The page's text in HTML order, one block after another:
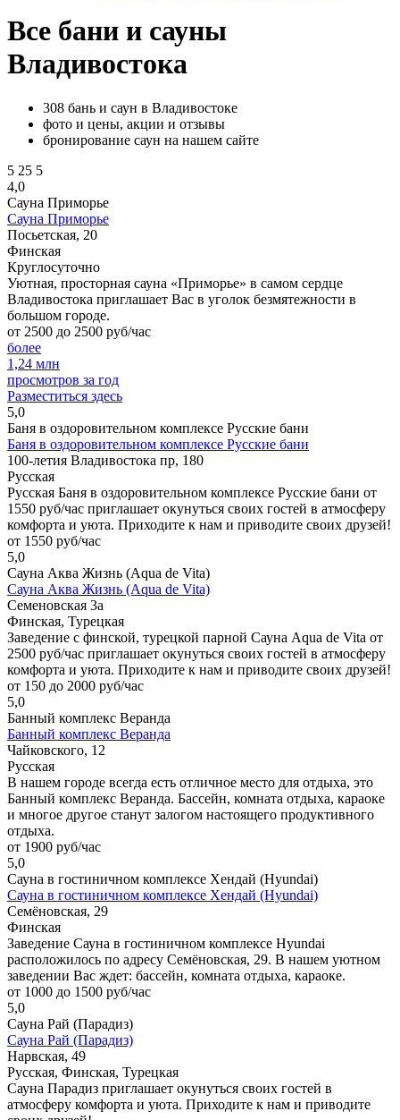
Все бани и сауны
Владивостока
308 бань и саун в Владивостоке
фото и цены, акции и отзывы
бронирование саун на нашем сайте
5 25 5
4,0
Сауна Приморье
Сауна Приморье
Посьетская, 20
Финская
Круглосуточно
Уютная, просторная сауна «Приморье» в самом сердце
Владивостока приглашает Вас в уголок безмятежности в
большом городе.
от 2500 до 2500 руб/час
более
1,24 млн
просмотров за год
Разместиться здесь
5,0
Баня в оздоровительном комплексе Русские бани
Баня в оздоровительном комплексе Русские бани
100-летия Владивостока пр, 180
Русская
Русская Баня в оздоровительном комплексе Русские бани от
1550 руб/час приглашает окунуться своих гостей в атмосферу
комфорта и уюта. Приходите к нам и приводите своих друзей!
от 1550 руб/час
5,0
Сауна Аква Жизнь (Aqua de Vita)
Сауна Аква Жизнь (Aqua de Vita)
Семеновская 3а
Финская, Турецкая
Заведение с финской, турецкой парной Сауна Aqua de Vita от
2500 руб/час приглашает окунуться своих гостей в атмосферу
комфорта и уюта. Приходите к нам и приводите своих друзей!
от 150 до 2000 руб/час
5,0
Банный комплекс Веранда
Банный комплекс Веранда
Чайковского, 12
Русская
В нашем городе всегда есть отличное место для отдыха, это
Банный комплекс Веранда. Бассейн, комната отдыха, караоке
и многое другое станут залогом настоящего продуктивного
отдыха.
от 1900 руб/час
5,0
Сауна в гостиничном комплексе Хендай (Hyundai)
Сауна в гостиничном комплексе Хендай (Hyundai)
Семёновская, 29
Финская
Заведение Сауна в гостиничном комплексе Hyundai
расположилось по адресу Семёновская, 29. В нашем уютном
заведении Вас ждет: бассейн, комната отдыха, караоке.
от 1000 до 1500 руб/час
5,0
Сауна Рай (Парадиз)
Сауна Рай (Парадиз)
Нарвская, 49
Русская, Финская, Турецкая
Сауна Парадиз приглашает окунуться своих гостей в
атмосферу комфорта и уюта. Приходите к нам и приводите